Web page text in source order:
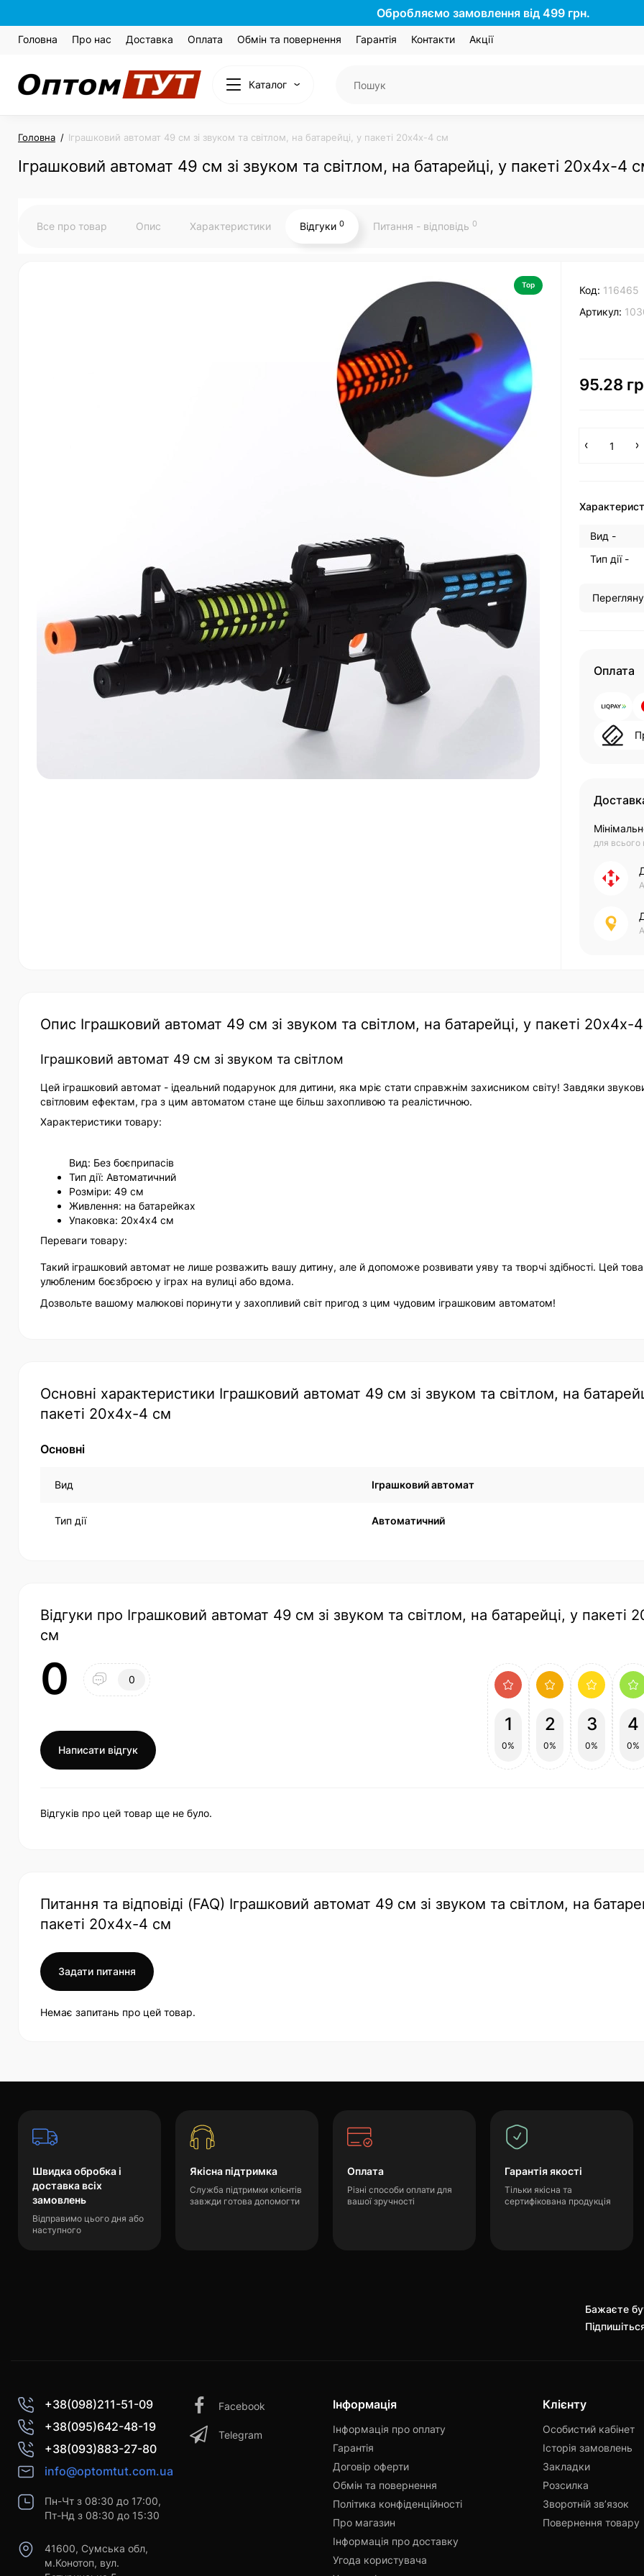
Обробляємо замовлення від 499 грн.
Головна Про нас Доставка Оплата Обмін та повернення Гарантія Контакти Акції
Каталог
Головна Іграшковий автомат 49 см зі звуком та світлом, на батарейці, у пакеті 20х4х-4 см
Іграшковий автомат 49 см зі звуком та світлом, на батарейці, у пакеті 20х4х-4
Все про товар Опис Характеристики Відгуки 0 Питання - відповідь 0
Top Код: 116465
Артикул:
95.28
Вид -
Тип дії -
Оплата
для всього
Опис Іграшковий автомат 49 см зі звуком та світлом, на батарейці, у пакеті 20х4х-
Іграшковий автомат 49 см зі звуком та світлом
Цей іграшковий автомат - ідеальний подарунок для дитини, яка мріє стати справжнім захисником світу! Завдяки
світловим ефектам, гра з цим автоматом стане ще більш захопливою та реалістичною.
Характеристики товару:
Вид: Без боєприпасів
Тип дії: Автоматичний
Розміри: 49 см
Живлення: на батарейках
Упаковка: 20х4х4 см
Переваги товару:
Такий іграшковий автомат не лише розважить вашу дитину, але й допоможе розвивати уяву та творчі здібності. Цей
улюбленим боєзброєю у іграх на вулиці або вдома.
Дозвольте вашому малюкові поринути у захопливий світ пригод з цим чудовим іграшковим автоматом!
Основні характеристики Іграшковий автомат 49 см зі звуком та світлом, на
пакеті 20х4х-4 см
Основні
Вид Іграшковий автомат
Тип дії Автоматичний
Відгуки про Іграшковий автомат 49 см зі звуком та світлом, на батарейці, у пакеті
см
0 0
Написати відгук
1
0%
2
0%
3
0%
4
0%
Відгуків про цей товар ще не було.
Питання та відповіді (FAQ) Іграшковий автомат 49 см зі звуком та світлом, на
пакеті 20х4х-4 см
Задати питання
Немає запитань про цей товар.
Швидка обробка і
доставка всіх
замовлень
Відправимо цього дня або
наступного
Якісна підтримка
Служба підтримки клієнтів
завжди готова допомогти
Оплата
Різні способи оплати для
вашої зручності
Гарантія якості
Тільки якісна та
сертифікована продукція
Бажаєте
+38(098)211-51-09
+38(095)642-48-19
+38(093)883-27-80
info@optomtut.com.ua
Пн-Чт з 08:30 до 17:00,
Пт-Нд з 08:30 до 15:30
41600, Сумська обл,
м.Конотоп, вул.
Facebook
Telegram
Інформація
Інформація про оплату
Гарантія
Договір оферти
Обмін та повернення
Політика конфіденційності
Про магазин
Інформація про доставку
Угода користувача
Клієнту
Особистий кабінет
Історія замовлень
Закладки
Розсилка
Зворотній зв’язок
Повернення товару